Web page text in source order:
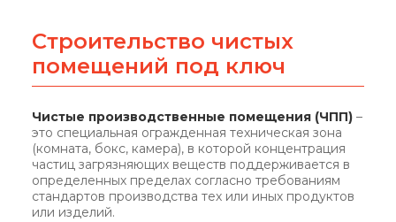
Строительство чистых
помещений под ключ
Чистые производственные помещения (ЧПП) –
это специальная огражденная техническая зона
(комната, бокс, камера), в которой концентрация
частиц загрязняющих веществ поддерживается в
определенных пределах согласно требованиям
стандартов производства тех или иных продуктов
или изделий.